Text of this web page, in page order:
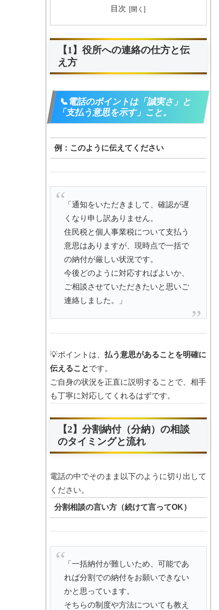
目次
【1】役所への連絡の仕方と伝
え方
📞電話のポイントは「誠実さ」と
「支払う意思を示す」こと。
例：このように伝えてください
「通知をいただきまして、確認が遅
くなり申し訳ありません。
住民税と個人事業税について支払う
意思はありますが、現時点で一括で
の納付が厳しい状況です。
今後どのように対応すればよいか、
ご相談させていただきたいと思いご
連絡しました。」
💡ポイントは、 払う意思があることを明確に
伝えることです。
ご自身の状況を正直に説明することで、相手
も丁寧に対応してくれるはずです。
【2】分割納付（分納）の相談
のタイミングと流れ
電話の中でそのまま以下のように切り出して
ください。
分割相談の言い方（続けて言ってOK）
「一括納付が難しいため、可能であ
れば分割での納付をお願いできない
かと思っています。
そちらの制度や方法についても教え